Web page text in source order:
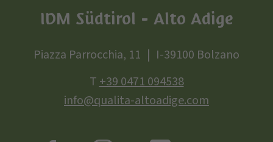
IDM Südtirol - Alto Adige
Piazza Parrocchia, 11
I-39100 Bolzano
T+39 0471 094538
info@qualita-altoadige.com